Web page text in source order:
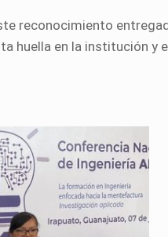
reconocimiento
huella en la institución y